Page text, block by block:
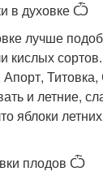
в духовке Ѽ
лучше
кислых
и летние,
яблоки
плодов Ѽ